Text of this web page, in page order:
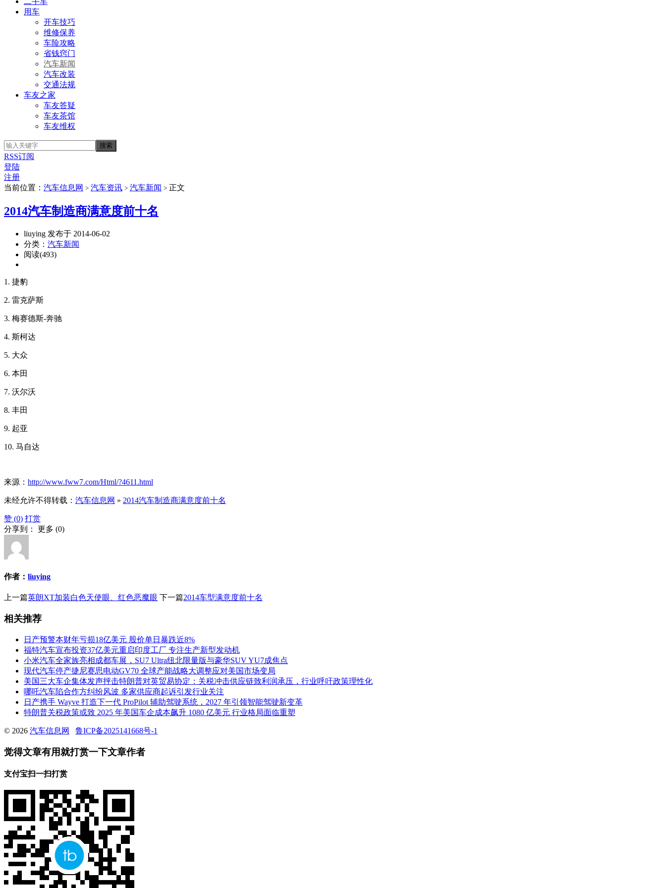
用车
开车技巧
维修保养
车险攻略
省钱窍门
汽车新闻
汽车改装
交通法规
车友之家
车友答疑
车友茶馆
车友维权
RSS订阅
登陆
注册
当前位置： 汽车信息网 > 汽车资讯 > 汽车新闻 > 正文
2014汽车制造商满意度前十名
liuying 发布于 2014-06-02
分类： 汽车新闻
阅读(493)
1. 捷豹
2. 雷克萨斯
3. 梅赛德斯-奔驰
4. 斯柯达
5. 大众
6. 本田
7. 沃尔沃
8. 丰田
9. 起亚
10. 马自达
来源： http://www.fww7.com/Html/?4611.html
未经允许不得转载： 汽车信息网 » 2014汽车制造商满意度前十名
赞 (0) 打赏
分享到： 更多 (0)
作者： liuying
上一篇英朗XT加装白色天使眼、红色恶魔眼 下一篇2014车型满意度前十名
相关推荐
日产预警本财年亏损18亿美元 股价单日暴跌近8%
福特汽车宣布投资37亿美元重启印度工厂 专注生产新型发动机
小米汽车全家族亮相成都车展，SU7 Ultra纽北限量版与豪华SUV YU7成焦点
现代汽车停产捷尼赛思电动GV70 全球产能战略大调整应对美国市场变局
美国三大车企集体发声抨击特朗普对英贸易协定：关税冲击供应链致利润承压，行业呼吁政策理性化
哪吒汽车陷合作方纠纷风波 多家供应商起诉引发行业关注
日产携手 Wayve 打造下一代 ProPilot 辅助驾驶系统，2027 年引领智能驾驶新变革
特朗普关税政策或致 2025 年美国车企成本飙升 1080 亿美元 行业格局面临重塑
© 2026 汽车信息网 鲁ICP备2025141668号-1
觉得文章有用就打赏一下文章作者
支付宝扫一扫打赏